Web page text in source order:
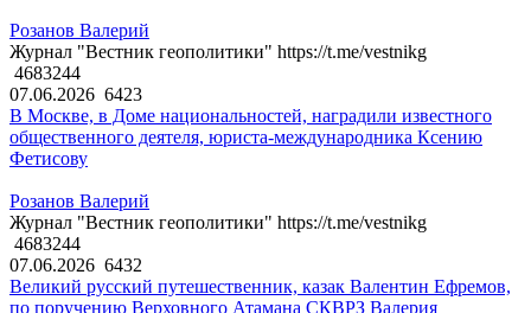
Розанов Валерий
Журнал "Вестник геополитики" https://t.me/vestnikg
4683244
07.06.2026 6423
В Москве, в Доме национальностей, наградили известного
общественного деятеля, юриста-международника Ксению
Фетисову
Розанов Валерий
Журнал "Вестник геополитики" https://t.me/vestnikg
4683244
07.06.2026 6432
Великий русский путешественник, казак Валентин Ефремов,
по поручению Верховного Атамана СКВРЗ Валерия